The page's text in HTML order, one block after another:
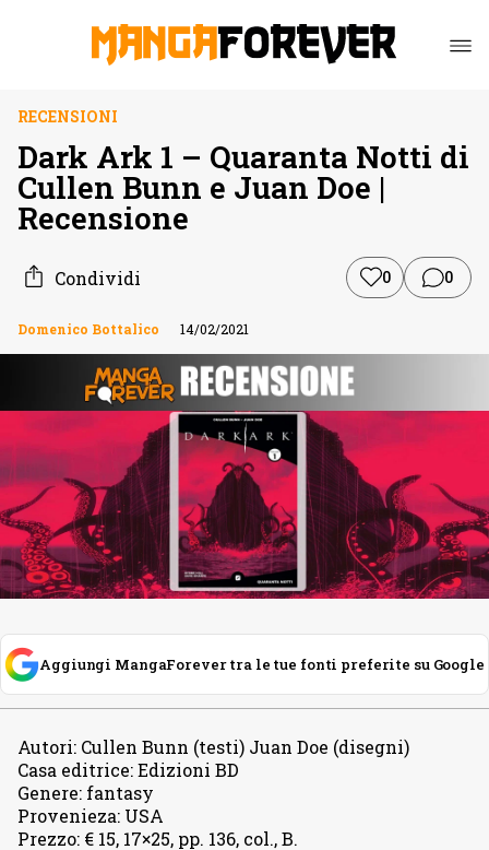
RECENSIONI
Dark Ark 1 – Quaranta Notti di
Cullen Bunn e Juan Doe |
Recensione
Condividi 0 0
Domenico Bottalico 14/02/2021
Aggiungi MangaForever tra le tue fonti preferite su Google
Autori: Cullen Bunn (testi) Juan Doe (disegni)
Casa editrice:Edizioni BD
Genere: fantasy
Provenieza: USA
Prezzo: € 15, 17×25, pp. 136, col., B.